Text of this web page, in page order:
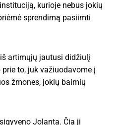
kurioje nebus jokių
sprendimą pasiimti
artimųjų jautusi didžiulį
to, juk važiuodavome į
žmones, jokių baimių
Jolanta. Čia ji